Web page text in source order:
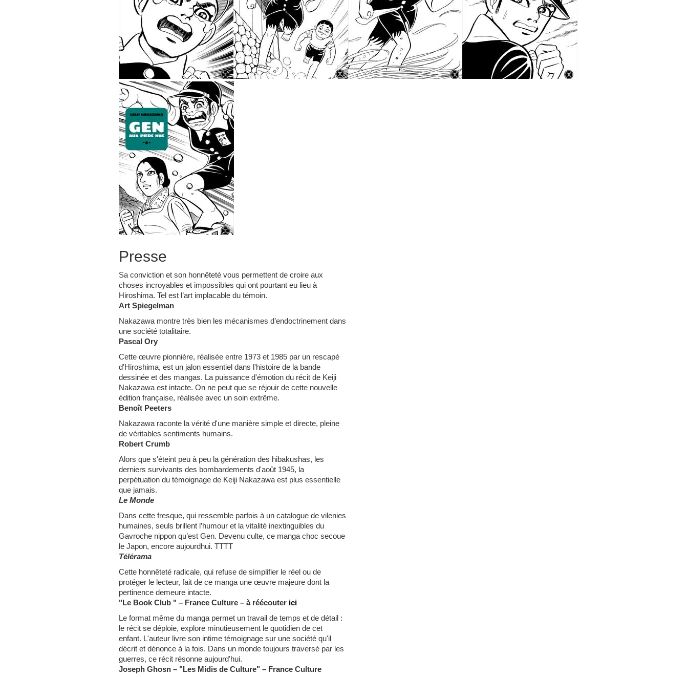
Presse
Sa conviction et son honnêteté vous permettent de croire aux
choses incroyables et impossibles qui ont pourtant eu lieu à
Hiroshima. Tel est l’art implacable du témoin.
Art Spiegelman
Nakazawa montre très bien les mécanismes d’endoctrinement dans
une société totalitaire.
Pascal Ory
Cette œuvre pionnière, réalisée entre 1973 et 1985 par un rescapé
d'Hiroshima, est un jalon essentiel dans l'histoire de la bande
dessinée et des mangas. La puissance d'émotion du récit de Keiji
Nakazawa est intacte. On ne peut que se réjouir de cette nouvelle
édition française, réalisée avec un soin extrême.
Benoît Peeters
Nakazawa raconte la vérité d'une manière simple et directe, pleine
de véritables sentiments humains.
Robert Crumb
Alors que s'éteint peu à peu la génération des hibakushas, les
derniers survivants des bombardements d'août 1945, la
perpétuation du témoignage de Keiji Nakazawa est plus essentielle
que jamais.
Le Monde
Dans cette fresque, qui ressemble parfois à un catalogue de vilenies
humaines, seuls brillent l’humour et la vitalité inextinguibles du
Gavroche nippon qu’est Gen. Devenu culte, ce manga choc secoue
le Japon, encore aujourdhui. TTTT
Télérama
Cette honnêteté radicale, qui refuse de simplifier le réel ou de
protéger le lecteur, fait de ce manga une œuvre majeure dont la
pertinence demeure intacte.
"Le Book Club " – France Culture – à réécouter ici
Le format même du manga permet un travail de temps et de détail :
le récit se déploie, explore minutieusement le quotidien de cet
enfant. L'auteur livre son intime témoignage sur une société qu'il
décrit et dénonce à la fois. Dans un monde toujours traversé par les
guerres, ce récit résonne aujourd'hui.
Joseph Ghosn – "Les Midis de Culture" – France Culture